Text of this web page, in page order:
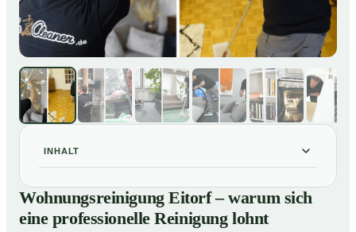
INHALT
01 Wohnungsreinigung Eitorf – warum sich eine
professionelle Reinigung lohnt
Wohnungsreinigung Eitorf – warum sich
eine professionelle Reinigung lohnt